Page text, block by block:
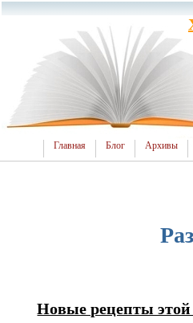
Главная Блог Архивы
Новые рецепты этой